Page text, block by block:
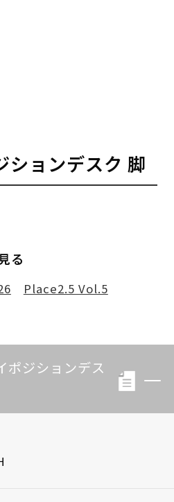
ションデスク 脚
る
Place2.5 Vol.5
ポジションデス